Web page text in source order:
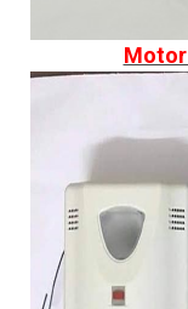
Motor